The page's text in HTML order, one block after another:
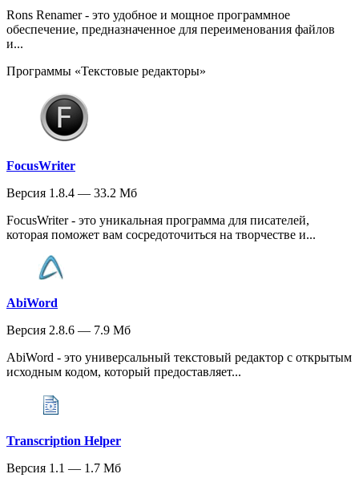
Rons Renamer - это удобное и мощное программное
обеспечение, предназначенное для переименования файлов
и...
Программы «Текстовые редакторы»
FocusWriter
Версия 1.8.4 — 33.2 Мб
FocusWriter - это уникальная программа для писателей,
которая поможет вам сосредоточиться на творчестве и...
AbiWord
Версия 2.8.6 — 7.9 Мб
AbiWord - это универсальный текстовый редактор с открытым
исходным кодом, который предоставляет...
Transcription Helper
Версия 1.1 — 1.7 Мб